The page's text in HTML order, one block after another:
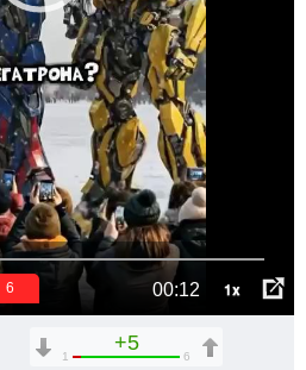
00:12 1x
6
+5
1 6